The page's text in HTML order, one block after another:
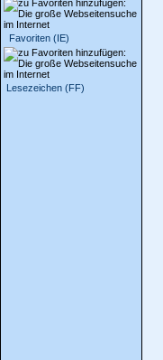
Favoriten (IE)
Lesezeichen (FF)